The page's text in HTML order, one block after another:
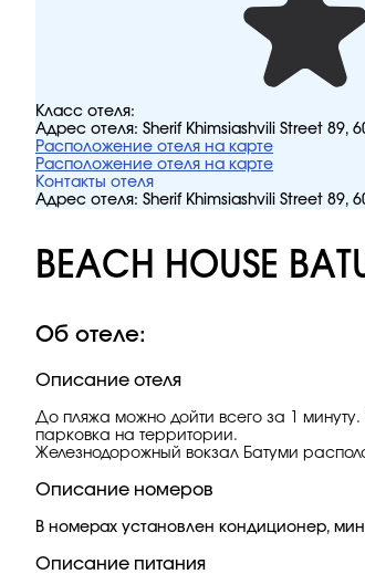
Класс отеля:
Адрес отеля: Sherif Khimsiashvili Street 89,
Расположение отеля на карте
Расположение отеля на карте
Контакты отеля
Адрес отеля: Sherif Khimsiashvili Street 89,
BEACH HOUSE
Об отеле:
Описание отеля
До пляжа можно дойти всего за 1 минуту.
парковка на территории.
Железнодорожный вокзал Батуми
Описание номеров
В номерах установлен кондиционер,
Описание питания